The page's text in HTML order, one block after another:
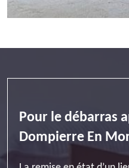
Pour le débarras
Dompierre En